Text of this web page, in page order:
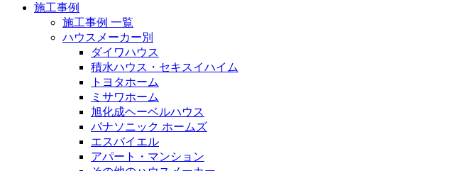
施工事例
施工事例 一覧
ハウスメーカー別
ダイワハウス
積水ハウス・セキスイハイム
トヨタホーム
ミサワホーム
旭化成ヘーベルハウス
パナソニック ホームズ
エスバイエル
アパート・マンション